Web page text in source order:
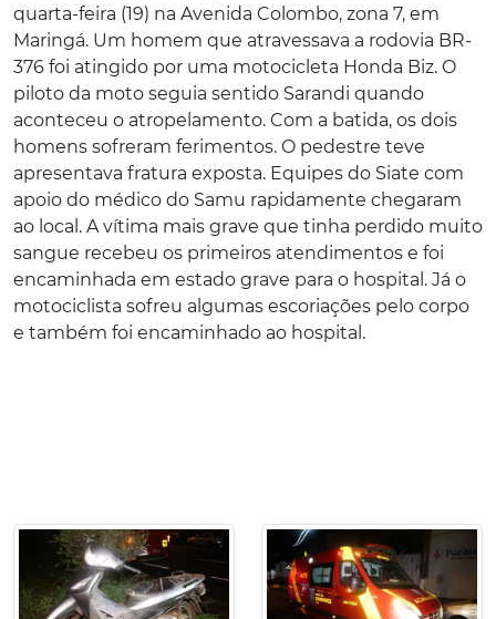
quarta-feira (19) na Avenida Colombo, zona 7, em
Maringá. Um homem que atravessava a rodovia BR-
376 foi atingido por uma motocicleta Honda Biz. O
piloto da moto seguia sentido Sarandi quando
aconteceu o atropelamento. Com a batida, os dois
homens sofreram ferimentos. O pedestre teve
apresentava fratura exposta. Equipes do Siate com
apoio do médico do Samu rapidamente chegaram
ao local. A vítima mais grave que tinha perdido muito
sangue recebeu os primeiros atendimentos e foi
encaminhada em estado grave para o hospital. Já o
motociclista sofreu algumas escoriações pelo corpo
e também foi encaminhado ao hospital.